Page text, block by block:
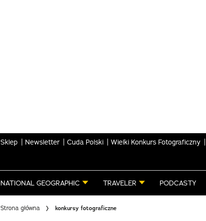
Sklep Newsletter Cuda Polski Wielki Konkurs Fotograficzny
NATIONAL GEOGRAPHIC TRAVELER PODCASTY
Strona główna konkursy fotograficzne